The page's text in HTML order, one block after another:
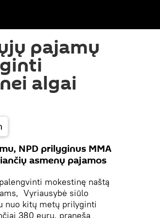
pajamų
algai
NPD prilyginus MMA
asmenų pajamos
mokestinę naštą
Vyriausybė siūlo
nuo kitų metų prilyginti
380 eurų, praneša